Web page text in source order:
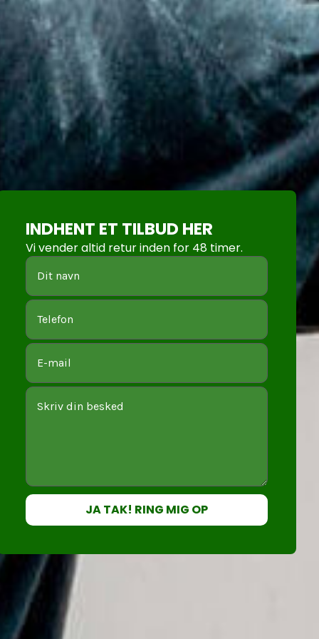
INDHENT ET TILBUD HER
Vi vender altid retur inden for 48 timer.